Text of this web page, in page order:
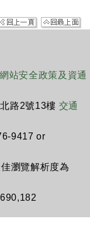
網站安全政策及資通
路2號13樓 交通
9417 or
瀏覽解析度為